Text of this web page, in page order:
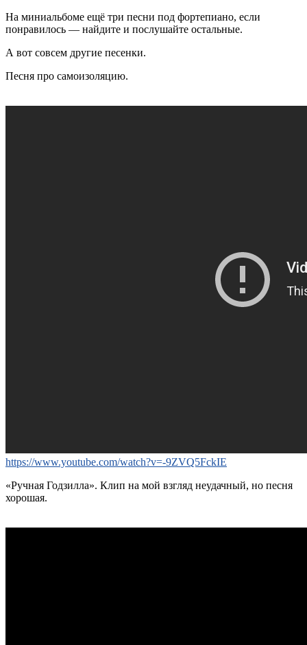
На миниальбоме ещё три песни под фортепиано, если
понравилось — найдите и послушайте остальные.
А вот совсем другие песенки.
Песня про самоизоляцию.
https://www.youtube.com/watch?v=-9ZVQ5FckIE
«Ручная Годзилла». Клип на мой взгляд неудачный, но песня
хорошая.